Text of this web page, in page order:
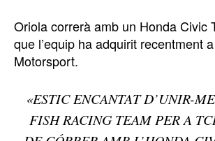
Oriola correrà amb un Honda Civic
que l’equip ha adquirit recentment
Motorsport.
«ESTIC ENCANTAT D’UNIR-
FISH RACING TEAM PER A